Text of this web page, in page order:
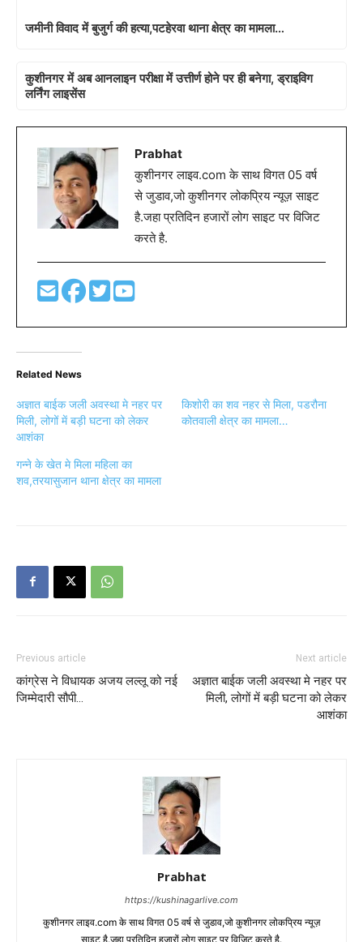
जमीनी विवाद में बुजुर्ग की हत्या,पटहेरवा थाना क्षेत्र का मामला…
कुशीनगर में अब आनलाइन परीक्षा में उत्तीर्ण होने पर ही बनेगा, ड्राइविग
लर्निंग लाइसेंस
Prabhat
कुशीनगर लाइव.com के साथ विगत 05 वर्ष
से जुडाव,जो कुशीनगर लोकप्रिय न्यूज़ साइट
है.जहा प्रतिदिन हजारों लोग साइट पर विजिट
करते है.
Related News
अज्ञात बाईक जली अवस्था मे नहर पर
मिली, लोगों में बड़ी घटना को लेकर
आशंका
किशोरी का शव नहर से मिला, पडरौना
कोतवाली क्षेत्र का मामला…
गन्ने के खेत मे मिला महिला का
शव,तरयासुजान थाना क्षेत्र का मामला
Previous article
कांग्रेस ने विधायक अजय लल्लू को नई
जिम्मेदारी सौपी…
Next article
अज्ञात बाईक जली अवस्था मे नहर पर
मिली, लोगों में बड़ी घटना को लेकर
आशंका
Prabhat
https://kushinagarlive.com
कुशीनगर लाइव.com के साथ विगत 05 वर्ष से जुडाव,जो कुशीनगर लोकप्रिय न्यूज़
साइट है.जहा प्रतिदिन हजारों लोग साइट पर विजिट करते है.